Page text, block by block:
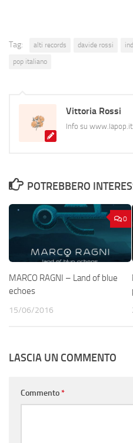
Tag: alti records davide rossi
pop italiano
Vittoria Rossi
Info su
POTREBBERO
0
MARCO RAGNI – Land of blue
echoes
15/06/2016
LASCIA UN COMMENTO
Commento*